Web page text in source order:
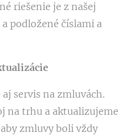
riešenie je z našej
podložené číslami a
servis na zmluvách.
na trhu a aktualizujeme
zmluvy boli vždy